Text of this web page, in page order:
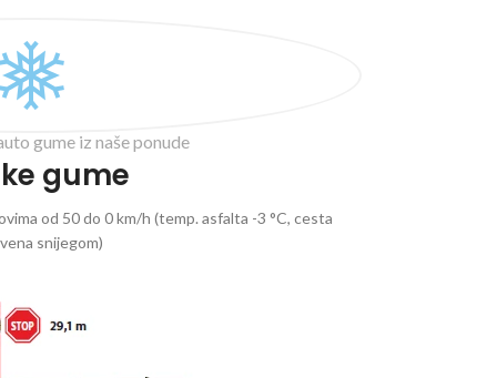
gume iz naše ponude
gume
od 50 do 0 km/h (temp. asfalta -3 °C, cesta
snijegom)